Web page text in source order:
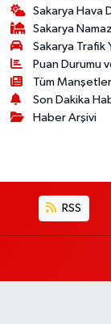
Sakarya Hava
Sakarya
Sakarya Trafik
Puan Durumu
Tüm Manşetler
Son Dakika
Haber Arşivi
RSS